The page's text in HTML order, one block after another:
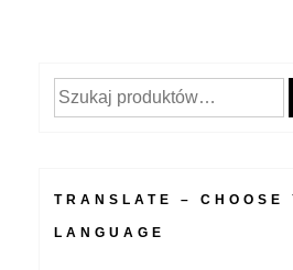
Szukaj:
TRANSLATE – CHOOSE
LANGUAGE